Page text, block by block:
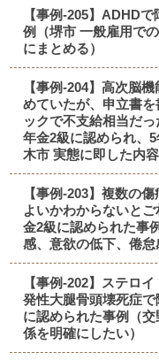
【事例-205】ADHD
例（堺市 一般雇用で
にまとめる）
【事例-204】高次脳
めていたが、申立書
ックで不支給相当だ
年金2級に認められ、
木市 実態に即した内
【事例-203】複数の
よいかわからないと
金2級に認められた事
感、意欲の低下、倦怠
【事例-202】ステロ
発性大腿骨頭壊死症
に認められた事例（
係を明確にしたい）